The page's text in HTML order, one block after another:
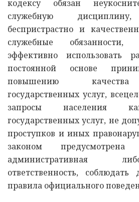
кодексу обязан
служебную дисциплину,
беспристрастно и
служебные
эффективно использовать
постоянной основе
повышению качества
государственных услуг,
запросы населения
государственных услуг, не
проступков и иных
законом предусмотрена
административная
ответственность,
правила официального